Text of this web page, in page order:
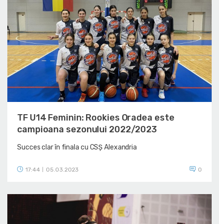
TF U14 Feminin: Rookies Oradea este
campioana sezonului 2022/2023
Succes clar în finala cu CSȘ Alexandria
17:44 05.03.2023 0